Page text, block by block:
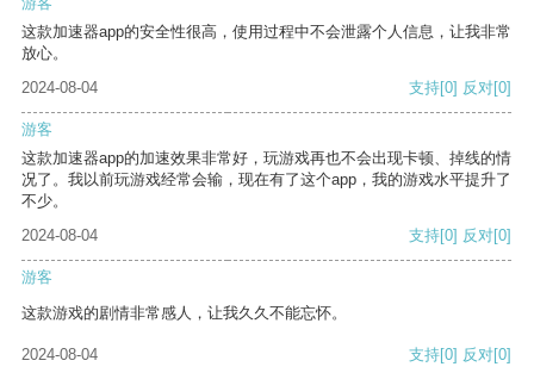
这款加速器app的安全性很高，使用过程中不会泄露个人信息，让我非常
放心。
2024-08-04
支持[0] 反对[0]
游客
这款加速器app的加速效果非常好，玩游戏再也不会出现卡顿、掉线的情
况了。我以前玩游戏经常会输，现在有了这个app，我的游戏水平提升了
不少。
2024-08-04
支持[0] 反对[0]
游客
这款游戏的剧情非常感人，让我久久不能忘怀。
2024-08-04 支持[0] 反对[0]